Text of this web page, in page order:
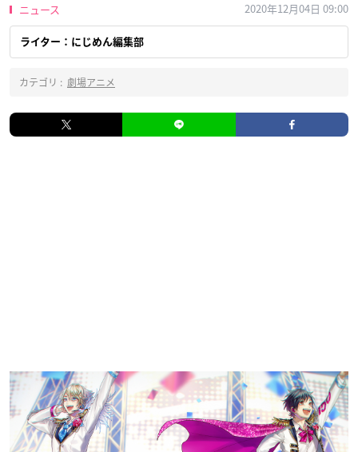
ニュース 2020年12月04日 09:00
ライター：にじめん編集部
カテゴリ : 劇場アニメ